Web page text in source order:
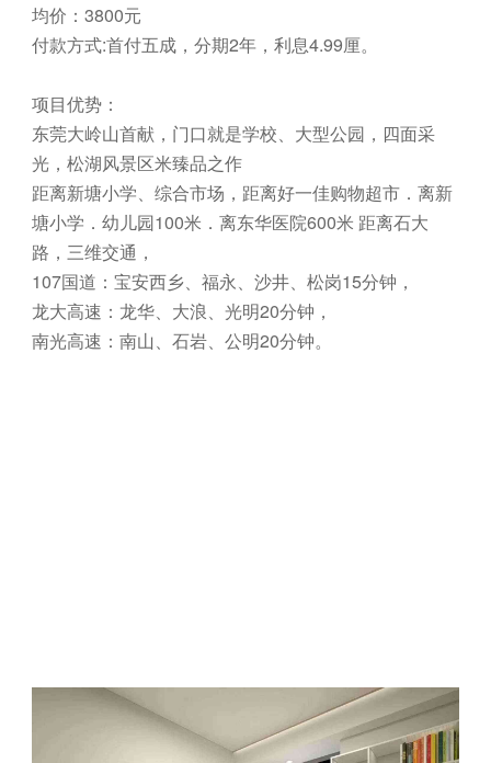
均价：3800元
付款方式:首付五成，分期2年，利息4.99厘。
项目优势：
东莞大岭山首献，门口就是学校、大型公园，四面采
光，松湖风景区米臻品之作
距离新塘小学、综合市场，距离好一佳购物超市．离新
塘小学．幼儿园100米．离东华医院600米 距离石大
路，三维交通，
107国道：宝安西乡、福永、沙井、松岗15分钟，
龙大高速：龙华、大浪、光明20分钟，
南光高速：南山、石岩、公明20分钟。